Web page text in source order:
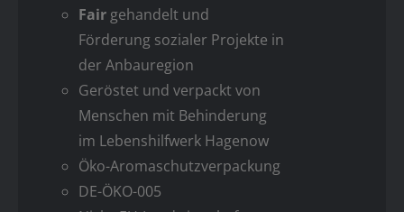
Fair gehandelt und
Förderung sozialer Projekte in
der Anbauregion
Geröstet und verpackt von
Menschen mit Behinderung
im Lebenshilfwerk Hagenow
Öko-Aromaschutzverpackung
DE-ÖKO-005